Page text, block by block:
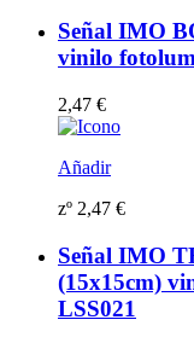
Señal IMO
vinilo
2,47 €
Añadir
zº 2,47 €
Señal IMO
(15x15cm)
LSS021